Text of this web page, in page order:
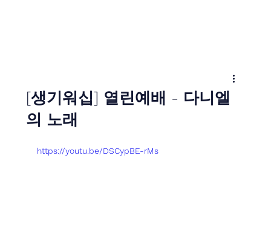
[생기워십] 열린예배 - 다니엘
의 노래
https://youtu.be/DSCypBE-rMs